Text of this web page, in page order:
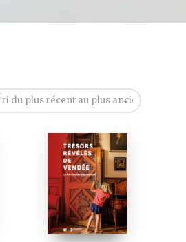
du plus récent au plus ancien